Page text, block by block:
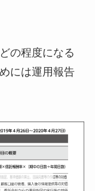
の程度になる
には運用報告